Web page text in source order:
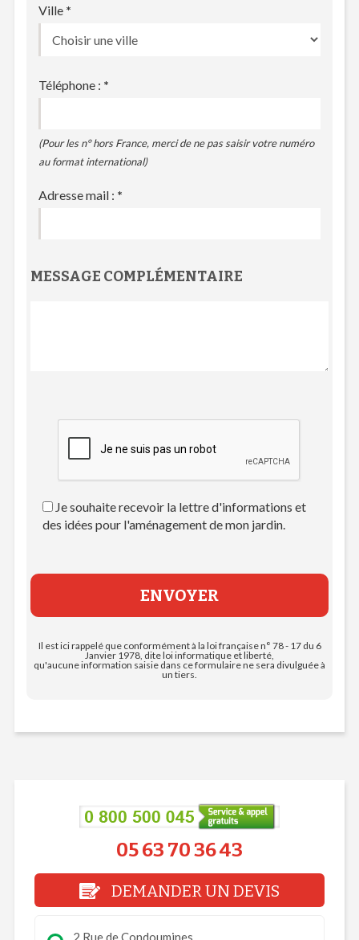
05 63 70 36 43
DEMANDER UN DEVIS
Ville *
Téléphone : *
(Pour les n° hors France, merci de ne pas saisir votre numéro
au format international)
Adresse mail : *
MESSAGE COMPLÉMENTAIRE
Je souhaite recevoir la lettre d'informations et
des idées pour l'aménagement de mon jardin.
Il est ici rappelé que conformément à la loi française n° 78 - 17 du 6
Janvier 1978, dite loi informatique et liberté,
qu'aucune information saisie dans ce formulaire ne sera divulguée à
un tiers.